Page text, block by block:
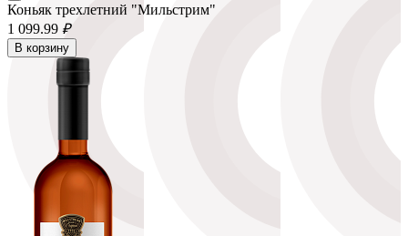
Коньяк трехлетний "Мильстрим"
1 099.99 ₽
В корзину